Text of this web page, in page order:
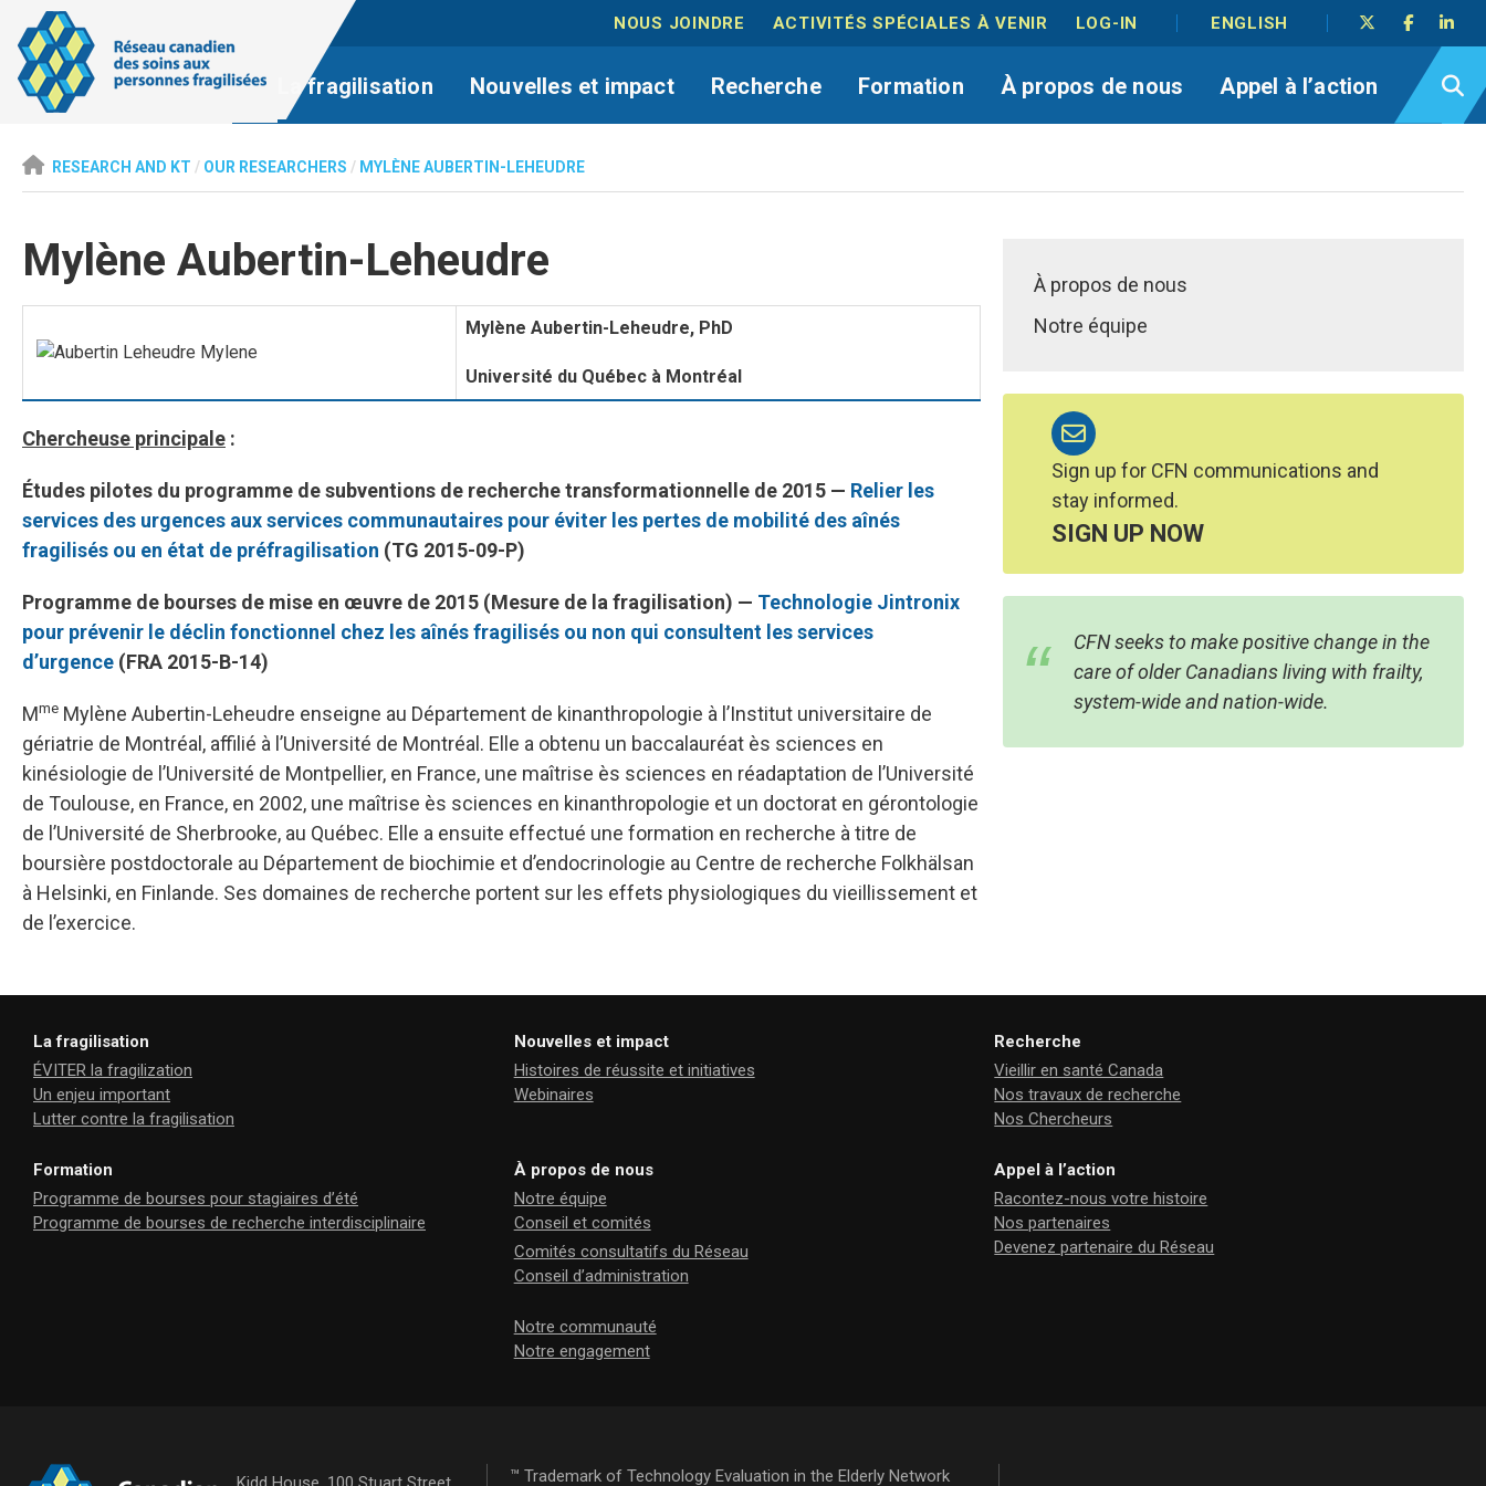
NOUS JOINDRE ACTIVITÉS SPÉCIALES À VENIR LOG-IN ENGLISH
La fragilisation Nouvelles et impact Recherche Formation À propos de nous Appel à l’action
RESEARCH AND KT / OUR RESEARCHERS / MYLÈNE AUBERTIN-LEHEUDRE
Mylène Aubertin-Leheudre
Mylène Aubertin-Leheudre, PhD
Université du Québec à Montréal
Chercheuse principale :
Études pilotes du programme de subventions de recherche transformationnelle de 2015 — Relier les
services des urgences aux services communautaires pour éviter les pertes de mobilité des aînés
fragilisés ou en état de préfragilisation (TG 2015-09-P)
Programme de bourses de mise en œuvre de 2015 (Mesure de la fragilisation) — Technologie Jintronix
pour prévenir le déclin fonctionnel chez les aînés fragilisés ou non qui consultent les services
d’urgence (FRA 2015-B-14)
Mme Mylène Aubertin-Leheudre enseigne au Département de kinanthropologie à l’Institut universitaire de
gériatrie de Montréal, affilié à l’Université de Montréal. Elle a obtenu un baccalauréat ès sciences en
kinésiologie de l’Université de Montpellier, en France, une maîtrise ès sciences en réadaptation de l’Université
de Toulouse, en France, en 2002, une maîtrise ès sciences en kinanthropologie et un doctorat en gérontologie
de l’Université de Sherbrooke, au Québec. Elle a ensuite effectué une formation en recherche à titre de
boursière postdoctorale au Département de biochimie et d’endocrinologie au Centre de recherche Folkhälsan
à Helsinki, en Finlande. Ses domaines de recherche portent sur les effets physiologiques du vieillissement et
de l’exercice.
À propos de nous
Notre équipe
Sign up for CFN communications and
stay informed.
SIGN UP NOW
CFN seeks to make positive change in the
care of older Canadians living with frailty,
system-wide and nation-wide.
La fragilisation
ÉVITER la fragilization
Un enjeu important
Lutter contre la fragilisation
Nouvelles et impact
Histoires de réussite et initiatives
Webinaires
Recherche
Vieillir en santé Canada
Nos travaux de recherche
Nos Chercheurs
Formation
Programme de bourses pour stagiaires d’été
Programme de bourses de recherche interdisciplinaire
À propos de nous
Notre équipe
Conseil et comités
Comités consultatifs du Réseau
Conseil d’administration
Notre communauté
Notre engagement
Appel à l’action
Racontez-nous votre histoire
Nos partenaires
Devenez partenaire du Réseau
™ Trademark of Technology Evaluation in the Elderly Network